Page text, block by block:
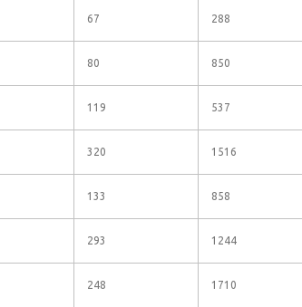
67 288
80 850
119 537
320 1516
133 858
293 1244
248 1710